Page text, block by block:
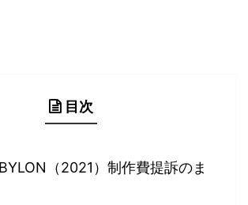
目次
（2021）制作費提訴のま